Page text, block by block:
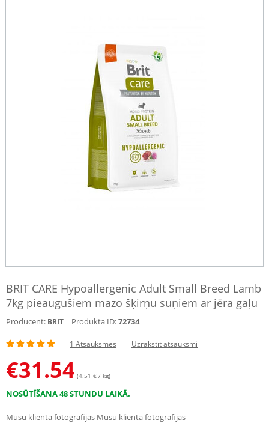
BRIT CARE Hypoallergenic Adult Small Breed Lamb
7kg pieaugušiem mazo šķirņu suņiem ar jēra gaļu
Producent: BRIT Produkta ID:72734
1 Atsauksmes Uzrakstīt atsauksmi
€31.54 (4.51 € / kg)
NOSŪTĪŠANA 48 STUNDU LAIKĀ.
Mūsu klienta fotogrāfijas Mūsu klienta fotogrāfijas